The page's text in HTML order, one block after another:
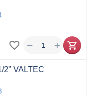
+
−
2" VALTEC